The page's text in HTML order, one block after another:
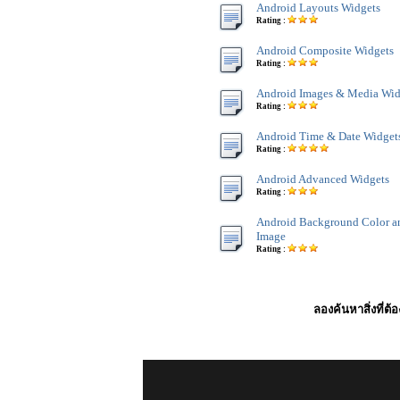
Android Layouts Widgets
Rating :
Android Composite Widgets
Rating :
Android Images & Media
Rating :
Android Time & Date
Rating :
Android Advanced Widgets
Rating :
Android Background Color
Image
Rating :
ลองค้นหาสิ่งที่ต้อ